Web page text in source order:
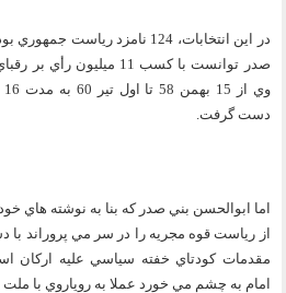
در اين انتخابات، 124 نامزد
صدر توانست با كسب 11
دست گرفت.
اما ابوالحسن بني صدر كه بنا به نوشته هاي
از رياست قوه مجريه را در سر مي پروراند با
مقدمات كودتاي خفته سياسي عليه
امام به چشم مي خورد عملا به روياروي با ملت